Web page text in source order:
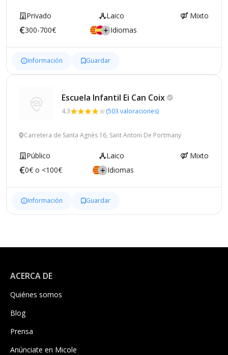
Privado Laico
Mixto
300-700€
Idiomas
Información Guardar
Escuela Infantil Ei Can Coix
4.3 (503 valoraciones)
Carretera de Santa Agnès 16, Sant Antoni De Portmany
Público Laico
Mixto
0€ o <100€
Idiomas
Información Guardar
ACERCA DE
Quiénes somos
Blog
Prensa
Anúnciate en Micole